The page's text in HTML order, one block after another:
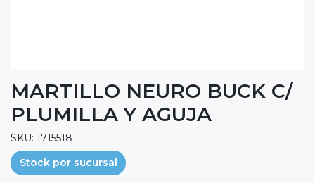
MARTILLO NEURO BUCK C/
PLUMILLA Y AGUJA
SKU: 1715518
Stock por sucursal